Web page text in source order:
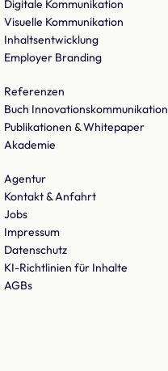
Digitale Kommunikation
Visuelle Kommunikation
Inhaltsentwicklung
Employer Branding
Referenzen
Buch Innovationskommunikation
Publikationen & Whitepaper
Akademie
Agentur
Kontakt & Anfahrt
Jobs
Impressum
Datenschutz
KI-Richtlinien für Inhalte
AGBs